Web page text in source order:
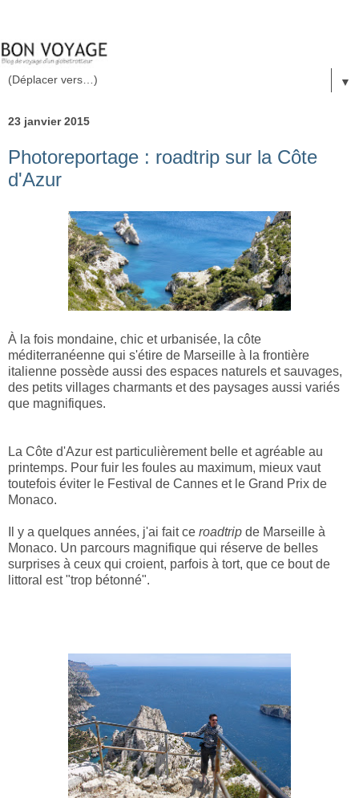
▼
23 janvier 2015
Photoreportage : roadtrip sur la Côte
d'Azur
À la fois mondaine, chic et urbanisée, la côte
méditerranéenne qui s'étire de Marseille à la frontière
italienne possède aussi des espaces naturels et sauvages,
des petits villages charmants et des paysages aussi variés
que magnifiques.
La Côte d'Azur est particulièrement belle et agréable au
printemps. Pour fuir les foules au maximum, mieux vaut
toutefois éviter le Festival de Cannes et le Grand Prix de
Monaco.
Il y a quelques années, j'ai fait ce roadtrip de Marseille à
Monaco. Un parcours magnifique qui réserve de belles
surprises à ceux qui croient, parfois à tort, que ce bout de
littoral est "trop bétonné".